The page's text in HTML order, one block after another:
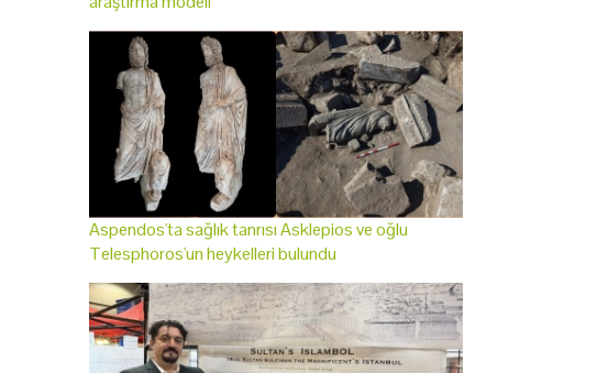
Aspendos'ta sağlık tanrısı Asklepios ve oğlu
Telesphoros'un heykelleri bulundu